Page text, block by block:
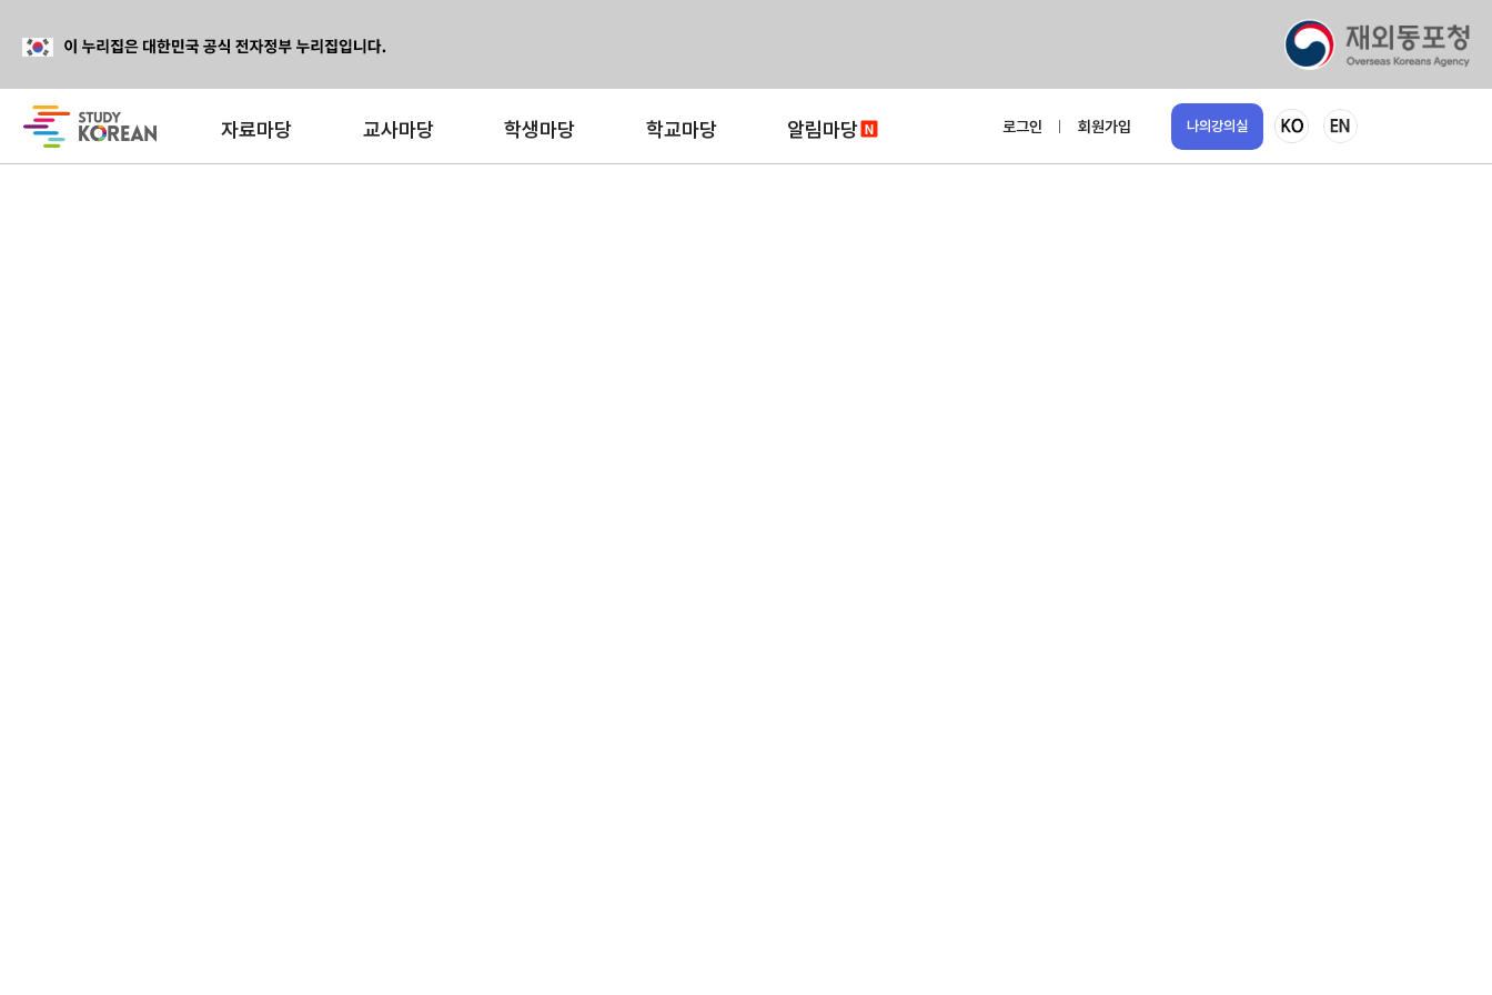
자료마당 교사마당 학생마당 학교마당 알림마당 로그인 회원가입 나의강의실